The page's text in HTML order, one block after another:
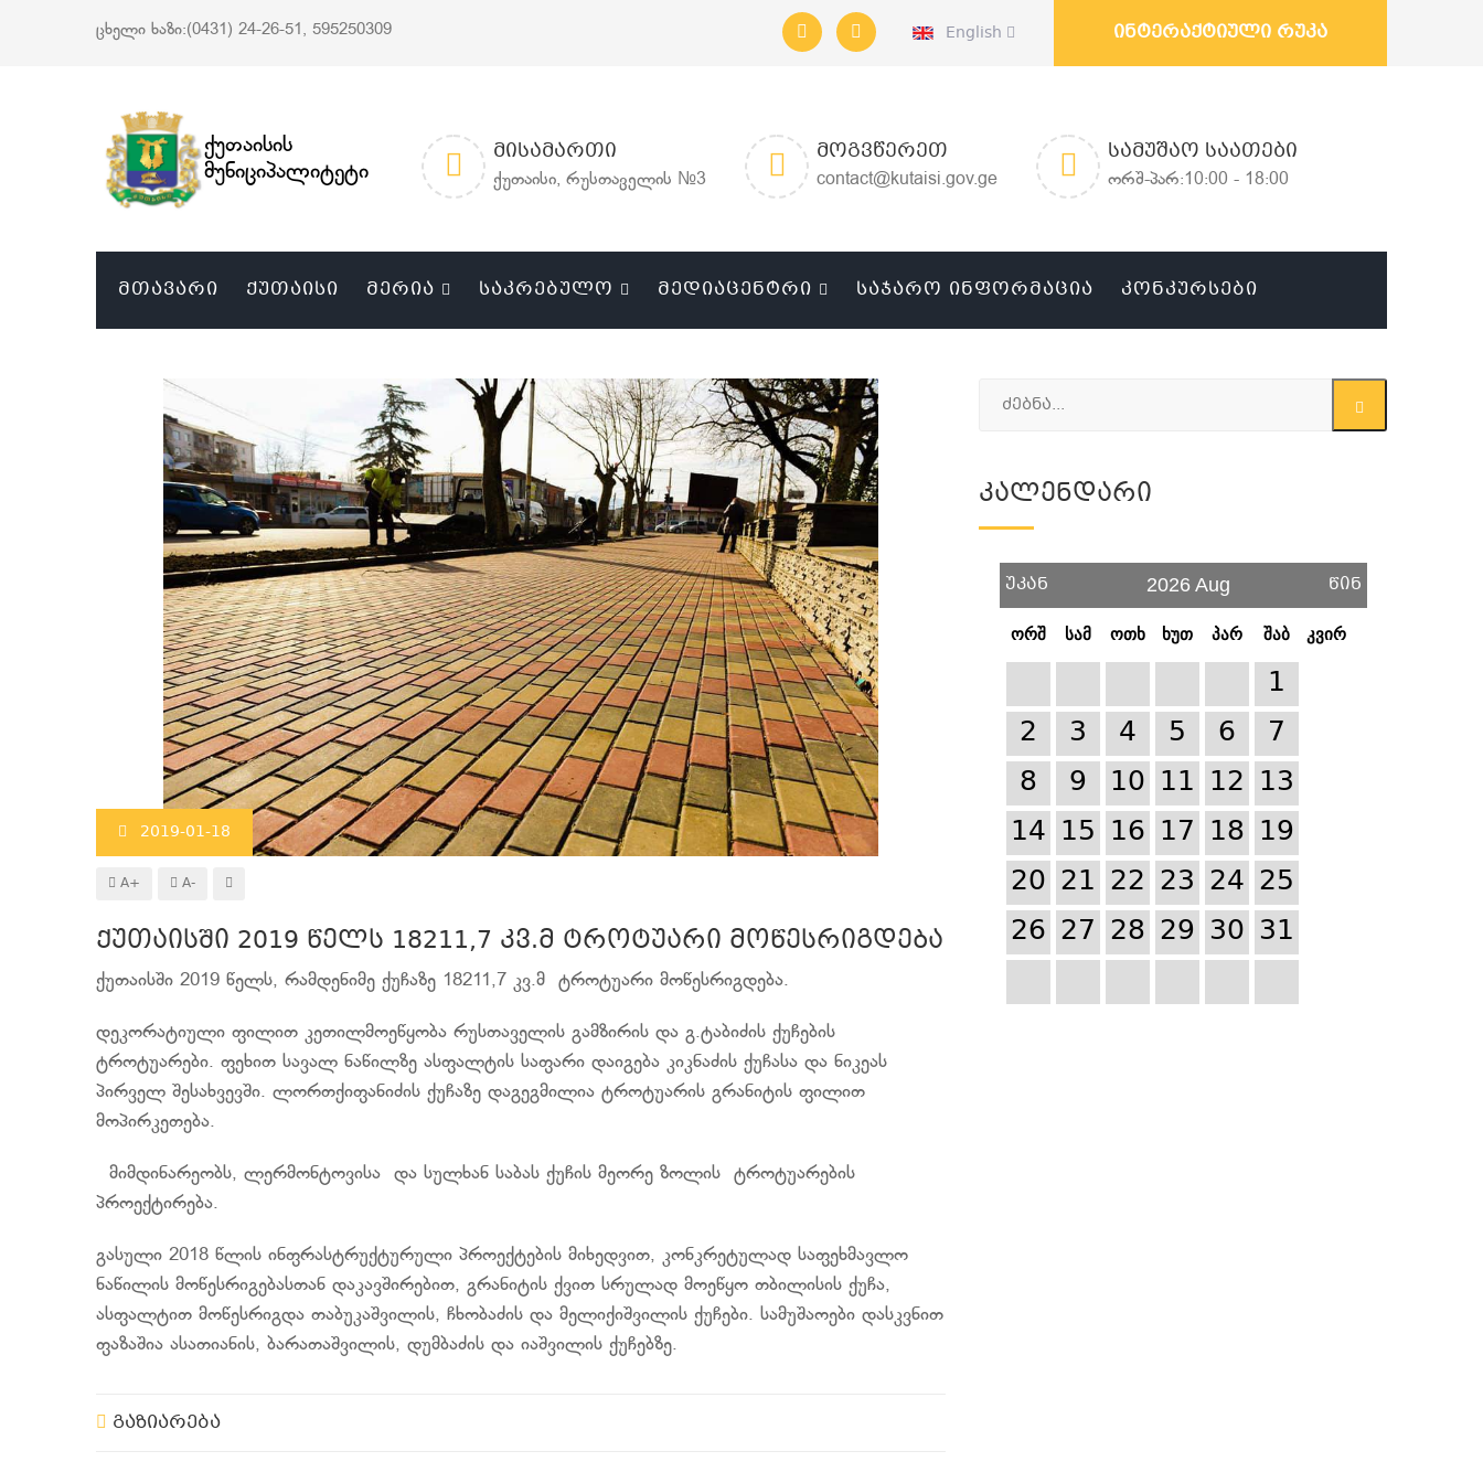
ცხელი ხაზი:(0431) 24-26-51, 595250309 English ინტერაქტიული რუკა
ქუთაისის
მუნიციპალიტეტი
ᲛᲘᲡᲐᲛᲐᲠᲗᲘ
ქუთაისი, რუსთაველის №3
ᲛᲝᲒᲕᲬᲔᲠᲔᲗ
contact@kutaisi.gov.ge
ᲡᲐᲛᲣᲨᲐᲝ ᲡᲐᲐᲗᲔᲑᲘ
ორშ-პარ:10:00 - 18:00
ᲛᲗᲐᲕᲐᲠᲘ ᲥᲣᲗᲐᲘᲡᲘ ᲛᲔᲠᲘᲐ ᲡᲐᲙᲠᲔᲑᲣᲚᲝ ᲛᲔᲓᲘᲐᲪᲔᲜᲢᲠᲘ ᲡᲐᲯᲐᲠᲝ ᲘᲜᲤᲝᲠᲛᲐᲪᲘᲐ ᲙᲝᲜᲙᲣᲠᲡᲔᲑᲘ
2019-01-18
A+ A-
ქუთაისში 2019 წელს 18211,7 კვ.მ ტროტუარი მოწესრიგდება
ქუთაისში 2019 წელს, რამდენიმე ქუჩაზე 18211,7 კვ.მ ტროტუარი მოწესრიგდება.
დეკორატიული ფილით კეთილმოეწყობა რუსთაველის გამზირის და გ.ტაბიძის ქუჩების
ტროტუარები. ფეხით სავალ ნაწილზე ასფალტის საფარი დაიგება კიკნაძის ქუჩასა და ნიკეას
პირველ შესახვევში. ლორთქიფანიძის ქუჩაზე დაგეგმილია ტროტუარის გრანიტის ფილით
მოპირკეთება.
მიმდინარეობს, ლერმონტოვისა და სულხან საბას ქუჩის მეორე ზოლის ტროტუარების
პროექტირება.
გასული 2018 წლის ინფრასტრუქტურული პროექტების მიხედვით, კონკრეტულად საფეხმავლო
ნაწილის მოწესრიგებასთან დაკავშირებით, გრანიტის ქვით სრულად მოეწყო თბილისის ქუჩა,
ასფალტით მოწესრიგდა თაბუკაშვილის, ჩხობაძის და მელიქიშვილის ქუჩები. სამუშაოები დასკვნით
ფაზაშია ასათიანის, ბარათაშვილის, დუმბაძის და იაშვილის ქუჩებზე.
გაზიარება
Კალენდარი
უკან 2026 Aug წინ
ორშ სამ ოთხ ხუთ პარ შაბ კვირ
1
2
3 4 5 6
7
8
9 10 11 12 13
14 15 16 17 18 19
20 21 22 23 24 25
26 27 28 29 30 31